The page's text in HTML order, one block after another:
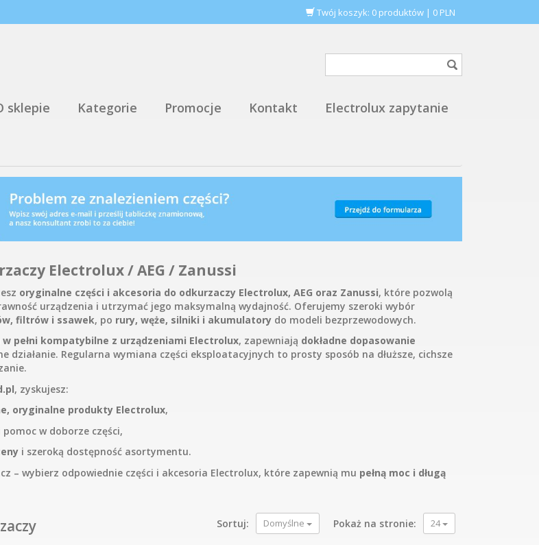
Twój koszyk: 0 produktów | 0 PLN
sklepie Kategorie Promocje Kontakt Electrolux zapytanie
Electrolux / AEG / Zanussi
oryginalne części i akcesoria do odkurzaczy Electrolux, AEG oraz Zanussi, które pozwolą
urządzenia i utrzymać jego maksymalną wydajność. Oferujemy szeroki wybór
filtrów i ssawek, po rury, węże, silniki i akumulatorydo modeli bezprzewodowych.
w pełni kompatybilne z urządzeniami Electrolux, zapewniają dokładne dopasowanie
działanie. Regularna wymiana części eksploatacyjnych to prosty sposób na dłuższe, cichsze
, zyskujesz:
oryginalne produkty Electrolux,
w doborze części,
i szeroką dostępność asortymentu.
– wybierz odpowiednie części i akcesoria Electrolux, które zapewnią mu pełną moc i długą
Sortuj: Domyślne Pokaż na stronie: 24